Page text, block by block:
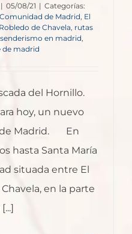
| 05/08/21 | Categorías:
Comunidad de Madrid El
Robledo de Chavela rutas
senderismo en madrid
de madrid
del Hornillo.
hoy, un nuevo
de Madrid. En
hasta Santa María
situada entre El
en la parte